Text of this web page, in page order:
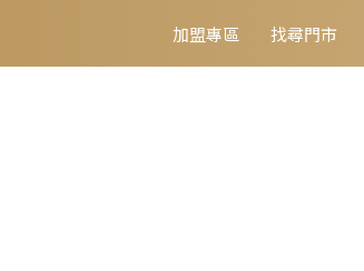
加盟專區 找尋門市